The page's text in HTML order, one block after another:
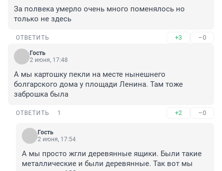
За полвека умерло очень много поменялось но
только не здесь
ОТВЕТИТЬ +3 –0
Гость
2 июня, 17:48
А мы картошку пекли на месте нынешнего
болгарского дома у площади Ленина. Там тоже
заброшка была
ОТВЕТИТЬ 1 +2 –0
Гость
2 июня, 17:54
А мы просто жгли деревянные ящики. Были такие
металлические и были деревянные. Так вот мы